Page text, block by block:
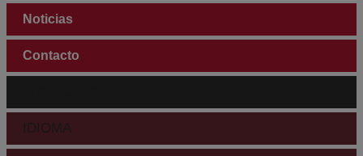
Noticias
Contacto
IDIOMA